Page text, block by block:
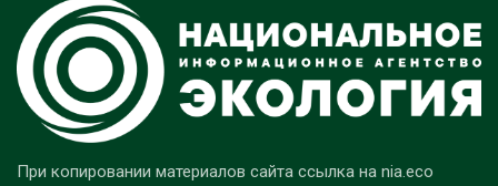
При копировании материалов сайта ссылка на nia.eco